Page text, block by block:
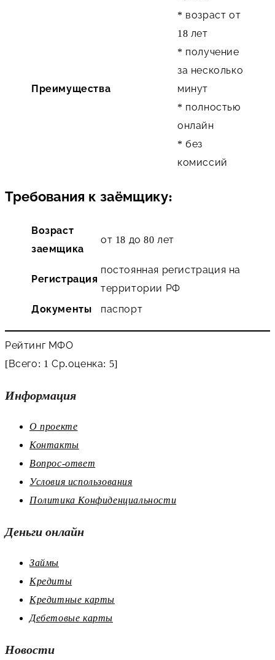
Преимущества
* возраст от
18 лет
* получение
за несколько
минут
* полностью
онлайн
* без
комиссий
Требования к заёмщику:
Возраст
заемщика
от 18 до 80 лет
Регистрация
постоянная регистрация на
территории РФ
Документы
паспорт
Рейтинг МФО
[Всего: 1 Ср.оценка: 5]
Информация
О проекте
Контакты
Вопрос-ответ
Условия использования
Политика Конфиденциальности
Деньги онлайн
Займы
Кредиты
Кредитные карты
Дебетовые карты
Новости